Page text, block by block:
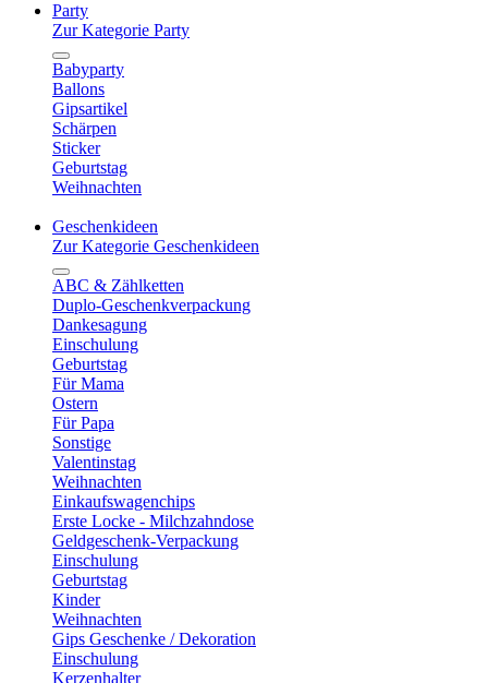
Party
Zur Kategorie Party
Babyparty
Ballons
Gipsartikel
Schärpen
Sticker
Geburtstag
Weihnachten
Geschenkideen
Zur Kategorie Geschenkideen
ABC & Zählketten
Duplo-Geschenkverpackung
Dankesagung
Einschulung
Geburtstag
Für Mama
Ostern
Für Papa
Sonstige
Valentinstag
Weihnachten
Einkaufswagenchips
Erste Locke - Milchzahndose
Geldgeschenk-Verpackung
Einschulung
Geburtstag
Kinder
Weihnachten
Gips Geschenke / Dekoration
Einschulung
Kerzenhalter